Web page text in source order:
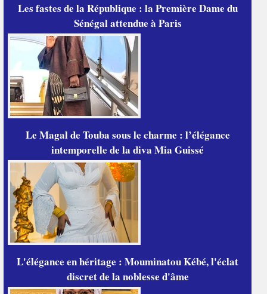
Les fastes de la République : la Première Dame du
Sénégal attendue à Paris
Le Magal de Touba sous le charme : l’élégance
intemporelle de la diva Mia Guissé
L'élégance en héritage : Mouminatou Kébé, l'éclat
discret de la noblesse d'âme